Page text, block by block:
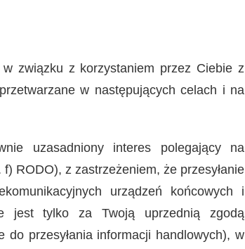
związku z korzystaniem przez Ciebie z
w następujących celach i na
uzasadniony interes polegający na
RODO), z zastrzeżeniem, że przesyłanie
urządzeń końcowych i
jest tylko za Twoją uprzednią zgodą
przesyłania informacji handlowych), w